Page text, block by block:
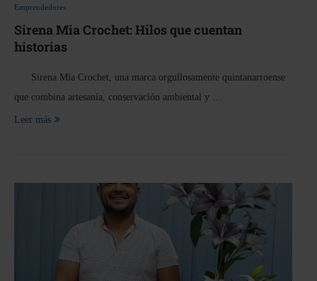
Emprendedores
Sirena Mia Crochet: Hilos que cuentan
historias
Sirena Mía Crochet, una marca orgullosamente quintanarroense
que combina artesanía, conservación ambiental y …
Leer más